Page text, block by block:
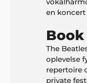
en koncert
Book
The
oplevelse
repertoire
private